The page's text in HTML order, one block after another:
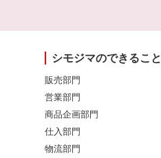
シモジマのできること
販売部門
営業部門
商品企画部門
仕入部門
物流部門